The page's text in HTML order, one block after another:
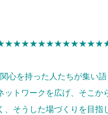
心を持った人たちが集い
トワークを広げ、そこか
そうした場づくりを目指